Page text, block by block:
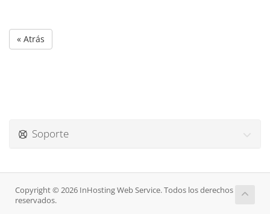
« Atrás
Soporte
Copyright © 2026 InHosting Web Service. Todos los derechos
reservados.